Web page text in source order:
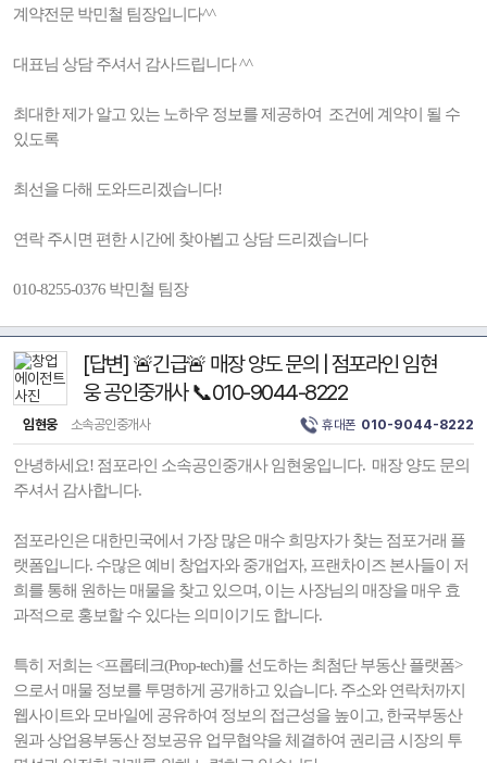
계약전문 박민철 팀장입니다^^
대표님 상담 주셔서 감사드립니다 ^^
최대한 제가 알고 있는 노하우 정보를 제공하여 조건에 계약이 될 수
있도록
최선을 다해 도와드리겠습니다!
연락 주시면 편한 시간에 찾아뵙고 상담 드리겠습니다
010-8255-0376 박민철 팀장
[답변] 🚨긴급🚨 매장 양도 문의 | 점포라인 임현
웅 공인중개사 📞010-9044-8222
임현웅 소속공인중개사 휴대폰 010-9044-8222
안녕하세요! 점포라인 소속공인중개사 임현웅입니다. 매장 양도 문의
주셔서 감사합니다.
점포라인은 대한민국에서 가장 많은 매수 희망자가 찾는 점포거래 플
랫폼입니다. 수많은 예비 창업자와 중개업자, 프랜차이즈 본사들이 저
희를 통해 원하는 매물을 찾고 있으며, 이는 사장님의 매장을 매우 효
과적으로 홍보할 수 있다는 의미이기도 합니다.
특히 저희는 <프롭테크(Prop-tech)를 선도하는 최첨단 부동산 플랫폼>
으로서 매물 정보를 투명하게 공개하고 있습니다. 주소와 연락처까지
웹사이트와 모바일에 공유하여 정보의 접근성을 높이고, 한국부동산
원과 상업용부동산 정보공유 업무협약을 체결하여 권리금 시장의 투